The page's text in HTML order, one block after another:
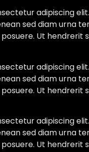
adipiscing
sed diam urna
Ut
adipiscing
sed diam urna
Ut
adipiscing
sed diam urna
Ut